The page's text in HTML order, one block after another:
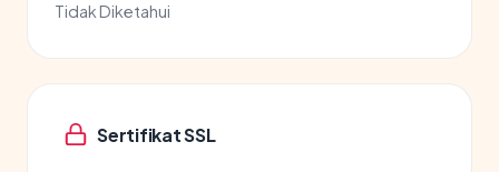
Tidak Diketahui
Sertifikat SSL